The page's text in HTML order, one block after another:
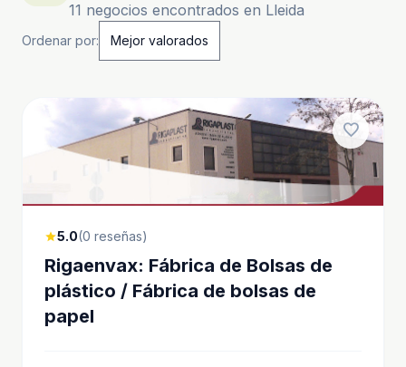
11 negocios encontrados en Lleida
Ordenar por:
favorite
star5.0(0 reseñas)
Rigaenvax: Fábrica de Bolsas de
plástico / Fábrica de bolsas de
papel